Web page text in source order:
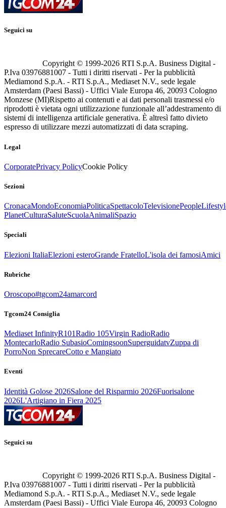
Seguici su
Copyright © 1999-2026 RTI S.p.A. Business Digital -
P.Iva 03976881007 - Tutti i diritti riservati - Per la pubblicità
Mediamond S.p.A. - RTI S.p.A., Mediaset N.V., sede legale
Amsterdam (Paesi Bassi) - Uffici Viale Europa 46, 20093 Cologno
Monzese (MI)Rispetto ai contenuti e ai dati personali trasmessi e/o
riprodotti è vietata ogni utilizzazione funzionale all’addestramento di
sistemi di intelligenza artificiale generativa. È altresì fatto divieto
espresso di utilizzare mezzi automatizzati di data scraping.
Legal
CorporatePrivacy PolicyCookie Policy
Sezioni
CronacaMondoEconomiaPoliticaSpettacoloTelevisionePeople
PlanetCulturaSaluteScuolaAnimaliSpazio
Speciali
Elezioni ItaliaElezioni esteroGrande FratelloL'isola dei famosiAmici
Rubriche
Oroscopo#tgcom24amarcord
Tgcom24 Consiglia
Mediaset InfinityR101Radio 105Virgin RadioRadio
MontecarloRadio SubasioComingsoonSuperguidatvZuppa di
PorroNon SprecareCotto e Mangiato
Eventi
Identità Golose 2026Salone del Risparmio 2026Fuorisalone
2026L'Artigiano in Fiera 2025
Seguici su
Copyright © 1999-2026 RTI S.p.A. Business Digital -
P.Iva 03976881007 - Tutti i diritti riservati - Per la pubblicità
Mediamond S.p.A. - RTI S.p.A., Mediaset N.V., sede legale
Amsterdam (Paesi Bassi) - Uffici Viale Europa 46, 20093 Cologno